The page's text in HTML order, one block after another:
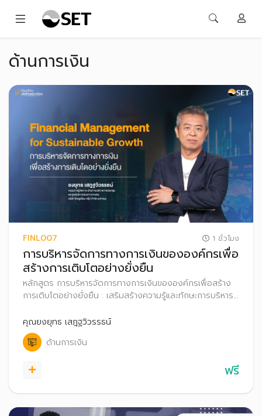
ด้านการเงิน
FINL007 1 ชั่วโมง
การบริหารจัดการทางการเงินขององค์กรเพื่อ
สร้างการเติบโตอย่างยั่งยืน
หลักสูตร การบริหารจัดการทางการเงินขององค์กรเพื่อสร้าง
การเติบโตอย่างยั่งยืน : เสริมสร้างความรู้และทักษะการบริหาร
คุณยงยุทธ เสฎฐวิวรรธน์
ด้านการเงิน
ฟรี